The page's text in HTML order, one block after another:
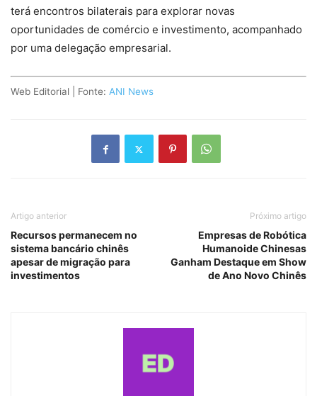
terá encontros bilaterais para explorar novas
oportunidades de comércio e investimento, acompanhado
por uma delegação empresarial.
Web Editorial | Fonte: ANI News
Artigo anterior
Recursos permanecem no
sistema bancário chinês
apesar de migração para
investimentos
Próximo artigo
Empresas de Robótica
Humanoide Chinesas
Ganham Destaque em Show
de Ano Novo Chinês